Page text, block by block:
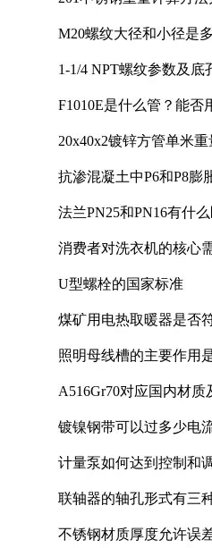
M20螺纹大径和小径是
1-1/4 NPT螺纹参数及底
F1010E是什么管？能否
20x40x2镀锌方管单米
抗渗混凝土中P6和P8膨
法兰PN25和PN16有什么
消费者对洗衣机的核心
U型螺栓的国家标准
煤矿用电热取暖器是否
照明母线槽的主要作用
A516Gr70对应国内材
镀镍钢带可以过多少电
计量泵如何达到控制和
联轴器的轴孔形式有三
不锈钢材质厚度允许误